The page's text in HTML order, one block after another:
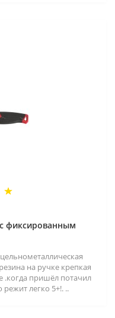
фиксированным
на ручке крепкая
.когда пришёл потачил
легко 5+!. ..